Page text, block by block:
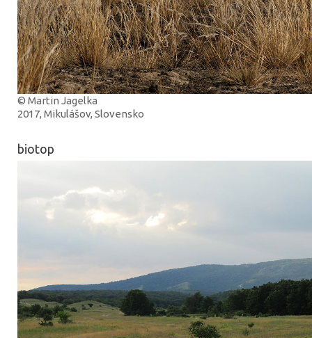
© Martin Jagelka
2017, Mikulášov, Slovensko
biotop